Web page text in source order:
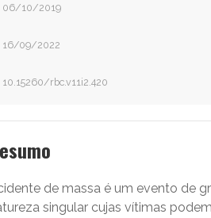
06/10/2019
16/09/2022
10.15260/rbc.v11i2.420
de massa é um evento de
singular cujas vítimas